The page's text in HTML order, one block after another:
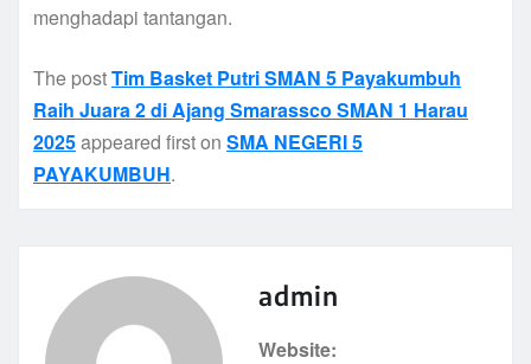
menghadapi tantangan.
The postTim Basket Putri SMAN 5 Payakumbuh
Raih Juara 2 di Ajang Smarassco SMAN 1 Harau
2025appeared first on SMA NEGERI 5
PAYAKUMBUH.
admin
Website: